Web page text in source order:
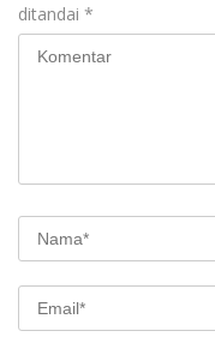
ditandai *